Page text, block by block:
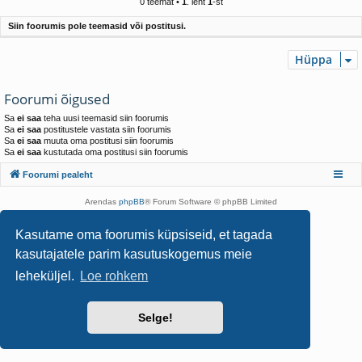
Kasutame oma foorumis küpsiseid, et tagada
kasutajatele parim kasutuskogemus meie
leheküljel.
Loe rohkem
Selge!
Siin foorumis pole teemasid või postitusi.
Hüppa
Foorumi õigused
Sa ei saa teha uusi teemasid siin foorumis
Sa ei saa postitustele vastata siin foorumis
Sa ei saa muuta oma postitusi siin foorumis
Sa ei saa kustutada oma postitusi siin foorumis
Foorumi pealeht
Arendas phpBB® Forum Software © phpBB Limited
Estonian translation by phpBB Eesti [Exabot] © 2008*-2025